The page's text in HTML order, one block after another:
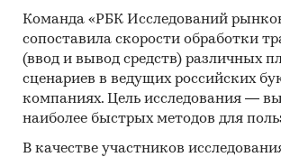
консалтинговых агентств.
8. Материалы отраслевых
данных.
9. Результаты ценовых
10. Материалы и базы данных
Команда «РБК Исследований
сопоставила скорости обработки
(ввод и вывод средств) различных
сценариев в ведущих российских
компаниях. Цель исследования —
наиболее быстрых методов для
В качестве участников